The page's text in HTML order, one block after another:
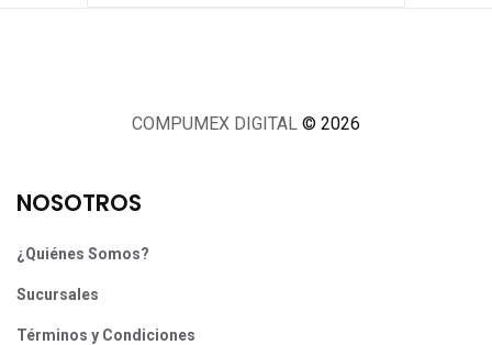
COMPUMEX DIGITAL © 2026
NOSOTROS
¿Quiénes Somos?
Sucursales
Términos y Condiciones